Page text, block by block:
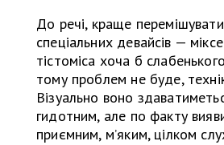
До речі, краще
спеціальних девайсів —
тістоміса хоча б
тому проблем не буде,
Візуально воно
гидотним, але по факту
приємним, м’яким, цілком